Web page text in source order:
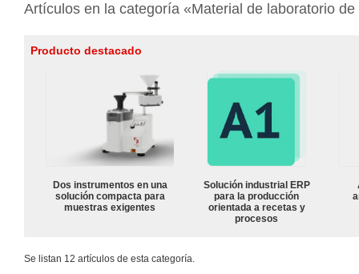
Artículos en la categoría «Material de laboratorio
Producto destacado
Dos instrumentos en una
solución compacta para
muestras exigentes
Solución industrial ERP
para la producción
orientada a recetas y
procesos
Se listan 12 artículos de esta categoría.